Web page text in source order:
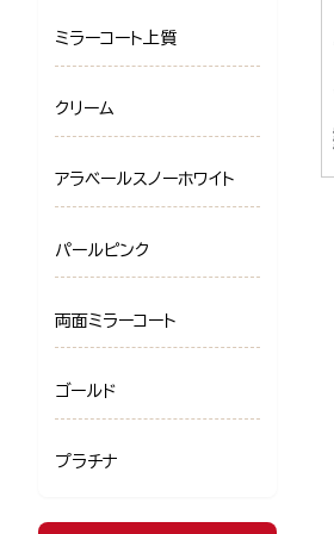
ミラーコート上質
クリーム
アラベールスノーホワイト
パールピンク
両面ミラーコート
ゴールド
プラチナ